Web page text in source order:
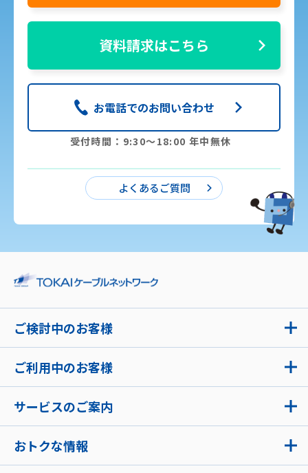
資料請求はこちら
お電話でのお問い合わせ
受付時間：9:30〜18:00 年中無休
よくあるご質問
ご検討中のお客様
ご利用中のお客様
サービスのご案内
おトクな情報